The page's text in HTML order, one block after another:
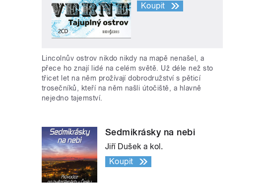
Koupit
Lincolnův ostrov nikdo nikdy na mapě nenašel, a
přece ho znají lidé na celém světě. Už déle než sto
třicet let na něm prožívají dobrodružství s pěticí
trosečníků, kteří na něm našli útočiště, a hlavně
nejedno tajemství.
Sedmikrásky na nebi
Jiří Dušek a kol.
Koupit